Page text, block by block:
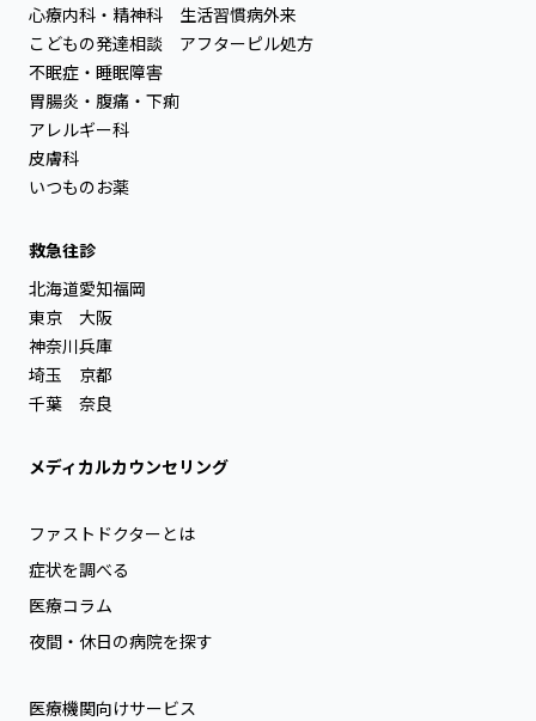
心療内科・精神科
こどもの発達相談
不眠症・睡眠障害
胃腸炎・腹痛・下痢
アレルギー科
皮膚科
いつものお薬
生活習慣病外来
アフターピル処方
救急往診
北海道
東京
神奈川
埼玉
千葉
愛知
大阪
兵庫
京都
奈良
福岡
メディカルカウンセリング
ファストドクターとは
症状を調べる
医療コラム
夜間・休日の病院を探す
医療機関向けサービス